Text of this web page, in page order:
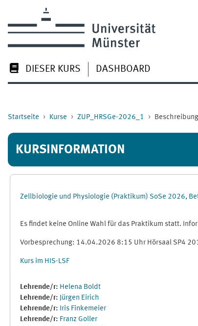
DIESER KURS DASHBOARD
Startseite Kurse ZUP_HRSGe-2026_1 Beschreibung
KURSINFORMATION
Zellbiologie und Physiologie (Praktikum) SoSe 2026,
Es findet keine Online Wahl für das Praktikum statt.
Vorbesprechung: 14.04.2026 8:15 Uhr Hörsaal SP4
Kurs im HIS-LSF
Lehrende/r: Helena Boldt
Lehrende/r: Jürgen Eirich
Lehrende/r: Iris Finkemeier
Lehrende/r: Franz Goller